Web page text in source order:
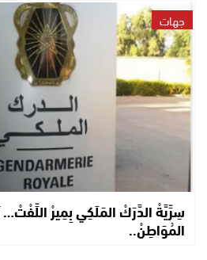
جهات
سِرِّيَّةْ الدَّرَكْ المَلَكِي بِمِيرْ
المُوَاطِنْ..